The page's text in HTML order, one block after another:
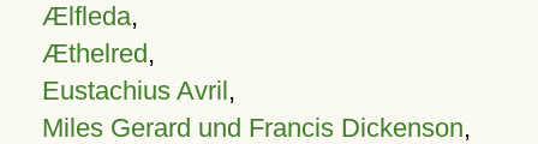
Ælfleda,
Æthelred,
Eustachius Avril,
Miles Gerard und Francis Dickenson,